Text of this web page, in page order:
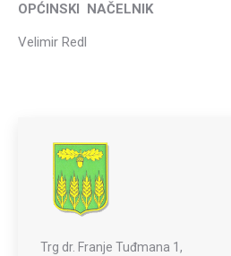
OPĆINSKI NAČELNIK
Velimir Redl
Trg dr. Franje Tuđmana 1,